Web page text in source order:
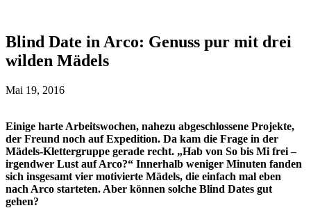
Blind Date in Arco: Genuss pur mit drei
wilden Mädels
Mai 19, 2016
Einige harte Arbeitswochen, nahezu abgeschlossene Projekte,
der Freund noch auf Expedition. Da kam die Frage in der
Mädels-Klettergruppe gerade recht. „Hab von So bis Mi frei –
irgendwer Lust auf Arco?“ Innerhalb weniger Minuten fanden
sich insgesamt vier motivierte Mädels, die einfach mal eben
nach Arco starteten. Aber können solche Blind Dates gut
gehen?